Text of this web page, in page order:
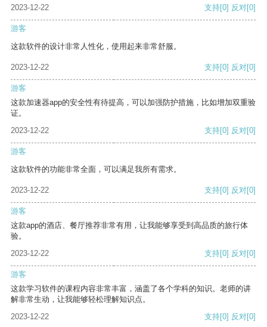
2023-12-22 支持[0] 反对[0]
游客
这款软件的设计非常人性化，使用起来非常舒服。
2023-12-22 支持[0] 反对[0]
游客
这款加速器app的安全性有待提高，可以加强防护措施，比如增加双重验
证。
2023-12-22
支持[0] 反对[0]
游客
这款软件的功能非常全面，可以满足我所有需求。
2023-12-22 支持[0] 反对[0]
游客
这款app的酒店、餐厅推荐非常有用，让我能够享受到高品质的旅行体
验。
2023-12-22
支持[0] 反对[0]
游客
这款学习软件的课程内容非常丰富，涵盖了各个学科的知识。老师的讲
解非常生动，让我能够轻松理解知识点。
2023-12-22
支持[0] 反对[0]